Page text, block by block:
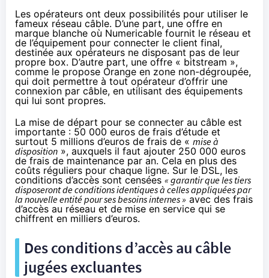
Les opérateurs ont deux possibilités pour utiliser le
fameux réseau câble. D’une part, une offre en
marque blanche où Numericable fournit le réseau et
de l’équipement pour connecter le client final,
destinée aux opérateurs ne disposant pas de leur
propre box. D’autre part, une offre « bitstream »,
comme le propose Orange en zone non-dégroupée,
qui doit permettre à tout opérateur d’offrir une
connexion par câble, en utilisant des équipements
qui lui sont propres.
La mise de départ pour se connecter au câble est
importante : 50 000 euros de frais d’étude et
surtout 5 millions d’euros de frais de « mise à
disposition », auxquels il faut ajouter 250 000 euros
de frais de maintenance par an. Cela en plus des
coûts réguliers pour chaque ligne. Sur le DSL, les
conditions d’accès sont censées « garantir que les tiers
disposeront de conditions identiques à celles appliquées par
la nouvelle entité pour ses besoins internes » avec des frais
d’accès au réseau et de mise en service qui se
chiffrent en milliers d’euros.
Des conditions d’accès au câble
jugées excluantes